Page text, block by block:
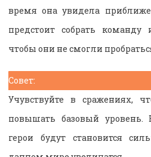
время она увидела
предстоит собрать
чтобы они не смогли
Совет:
Учувствуйте в сражениях,
повышать базовый уровень.
герои будут становится